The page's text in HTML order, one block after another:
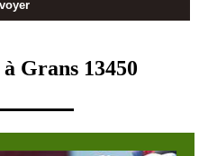
Grans 13450